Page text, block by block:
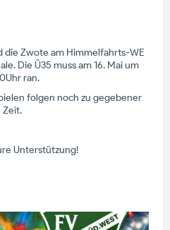
die Zwote am Himmelfahrts-WE
Die Ü35 muss am 16. Mai um
ran.
folgen noch zu gegebener
Zeit.
Unterstützung!